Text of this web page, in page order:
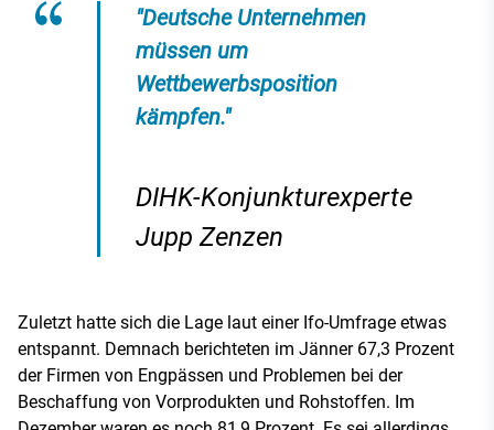
"Deutsche Unternehmen
müssen um
Wettbewerbsposition
kämpfen."
DIHK-Konjunkturexperte
Jupp Zenzen
Zuletzt hatte sich die Lage laut einer Ifo-Umfrage etwas
entspannt. Demnach berichteten im Jänner 67,3 Prozent
der Firmen von Engpässen und Problemen bei der
Beschaffung von Vorprodukten und Rohstoffen. Im